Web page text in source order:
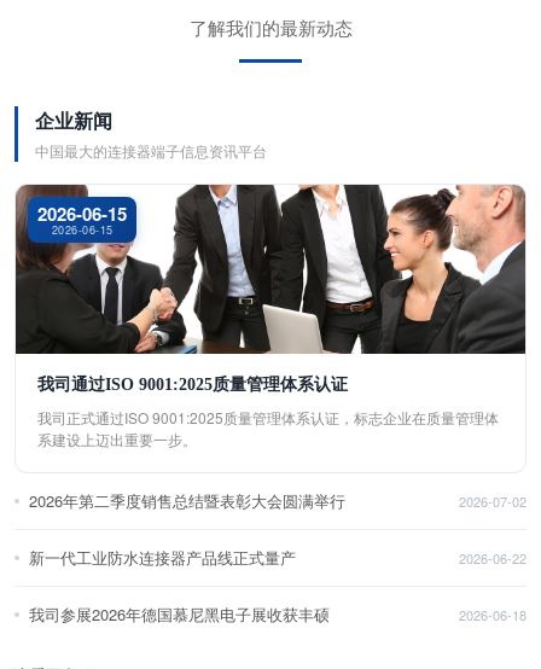
了解我们的最新动态
企业新闻
中国最大的连接器端子信息资讯平台
2026-06-15
2026-06-15
我司通过ISO 9001:2025质量管理体系认证
我司正式通过ISO 9001:2025质量管理体系认证，标志企业在质量管理体
系建设上迈出重要一步。
2026年第二季度销售总结暨表彰大会圆满举行 2026-07-02
新一代工业防水连接器产品线正式量产 2026-06-22
我司参展2026年德国慕尼黑电子展收获丰硕 2026-06-18